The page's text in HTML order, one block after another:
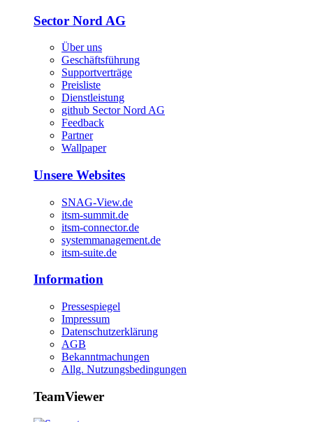
Sector Nord AG
Über uns
Geschäftsführung
Supportverträge
Preisliste
Dienstleistung
github Sector Nord AG
Feedback
Partner
Wallpaper
Unsere Websites
SNAG-View.de
itsm-summit.de
itsm-connector.de
systemmanagement.de
itsm-suite.de
Information
Pressespiegel
Impressum
Datenschutzerklärung
AGB
Bekanntmachungen
Allg. Nutzungsbedingungen
TeamViewer